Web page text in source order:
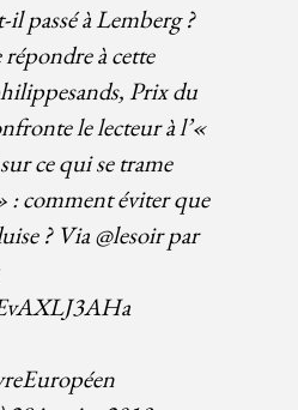
il passé à Lemberg ?
à cette
, Prix du
le lecteur à l’«
ce qui se trame
: comment éviter que
? Via@lesoirpar